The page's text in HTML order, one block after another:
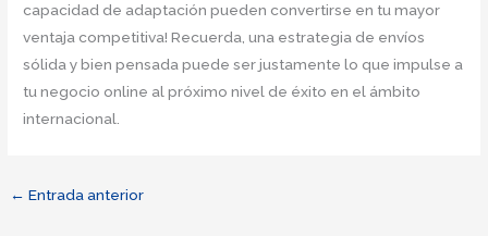
capacidad de adaptación pueden convertirse en tu mayor
ventaja competitiva! Recuerda, una estrategia de envíos
sólida y bien pensada puede ser justamente lo que impulse a
tu negocio online al próximo nivel de éxito en el ámbito
internacional.
← Entrada anterior